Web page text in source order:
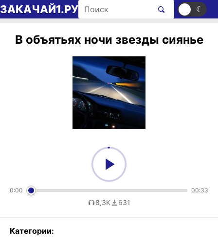
Перейти к содержимому
ЗАКАЧАЙ1.РУ Поиск рингтонов ☀ ☾
В объятьях ночи звезды сиянье
0:00 00:33
8,3K 631
Категории: